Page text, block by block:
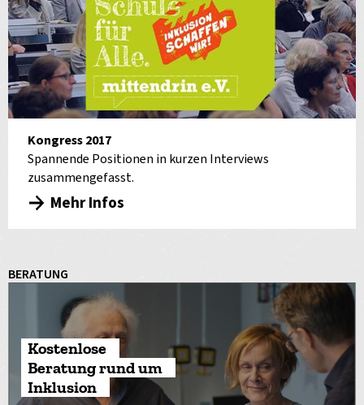
Kongress 2017
Spannende Positionen in kurzen Interviews
zusammengefasst.
Mehr Infos
BERATUNG
Kostenlose
Beratung rund um
Inklusion